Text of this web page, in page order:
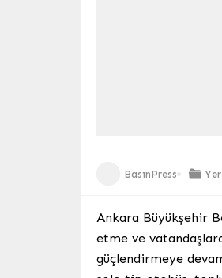
BasınPress
Ankara Büyükşehir
etme ve
güçlendirmeye